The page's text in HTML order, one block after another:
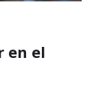
en el